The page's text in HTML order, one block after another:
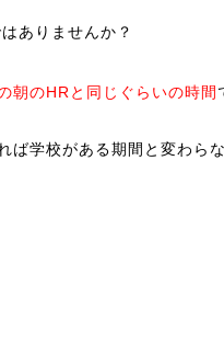
ありませんか？
朝のHRと同じぐらいの時間
ば学校がある期間と変わら